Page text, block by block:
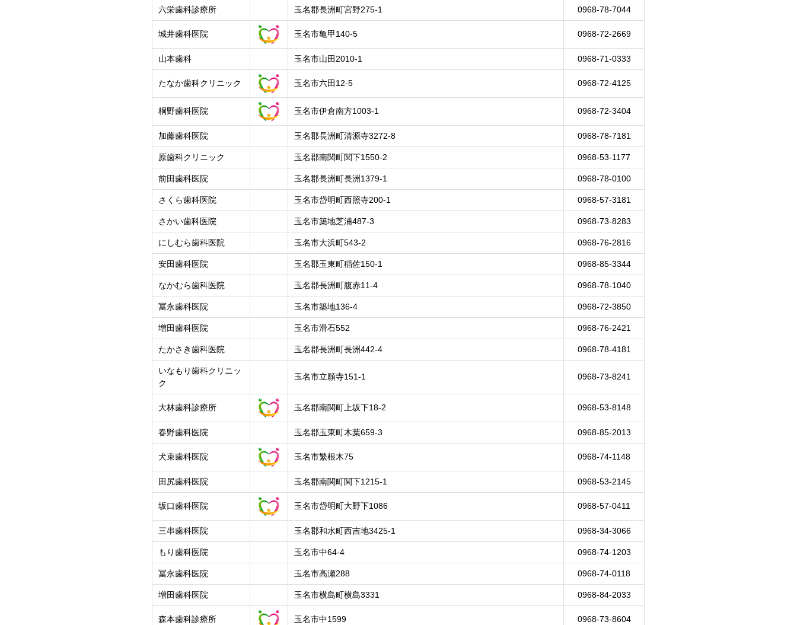
六栄歯科診療所 玉名郡長洲町宮野275-1 0968-78-7044
城井歯科医院 玉名市亀甲140-5 0968-72-2669
山本歯科 玉名市山田2010-1 0968-71-0333
たなか歯科クリニック 玉名市六田12-5 0968-72-4125
桐野歯科医院 玉名市伊倉南方1003-1 0968-72-3404
加藤歯科医院 玉名郡長洲町清源寺3272-8 0968-78-7181
原歯科クリニック 玉名郡南関町関下1550-2 0968-53-1177
前田歯科医院 玉名郡長洲町長洲1379-1 0968-78-0100
さくら歯科医院 玉名市岱明町西照寺200-1 0968-57-3181
さかい歯科医院 玉名市築地芝浦487-3 0968-73-8283
にしむら歯科医院 玉名市大浜町543-2 0968-76-2816
安田歯科医院 玉名郡玉東町稲佐150-1 0968-85-3344
なかむら歯科医院 玉名郡長洲町腹赤11-4 0968-78-1040
冨永歯科医院 玉名市築地136-4 0968-72-3850
増田歯科医院 玉名市滑石552 0968-76-2421
たかさき歯科医院 玉名郡長洲町長洲442-4 0968-78-4181
いなもり歯科クリニッ
ク
玉名市立願寺151-1 0968-73-8241
大林歯科診療所 玉名郡南関町上坂下18-2 0968-53-8148
春野歯科医院 玉名郡玉東町木葉659-3 0968-85-2013
犬束歯科医院 玉名市繁根木75 0968-74-1148
田尻歯科医院 玉名郡南関町関下1215-1 0968-53-2145
坂口歯科医院 玉名市岱明町大野下1086 0968-57-0411
三串歯科医院 玉名郡和水町西吉地3425-1 0968-34-3066
もり歯科医院 玉名市中64-4 0968-74-1203
冨永歯科医院 玉名市高瀬288 0968-74-0118
増田歯科医院 玉名市横島町横島3331 0968-84-2033
森本歯科診療所 玉名市中1599 0968-73-8604